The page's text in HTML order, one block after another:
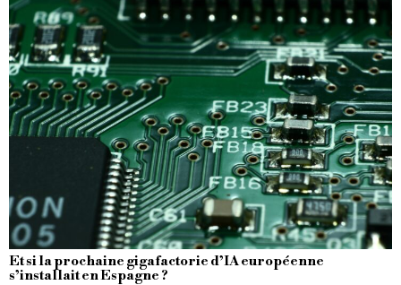
Et si la prochaine gigafactorie d’IA européenne
s’installait en Espagne ?